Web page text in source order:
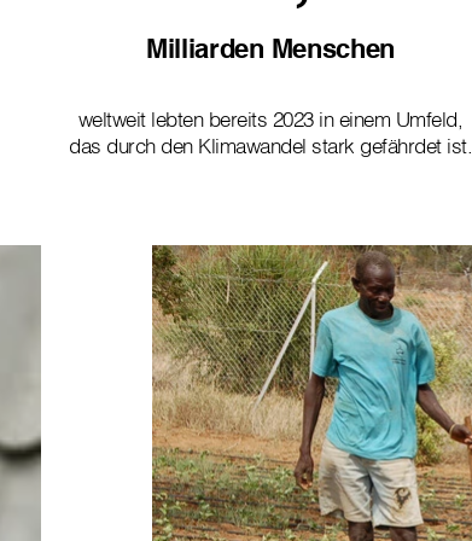
Milliarden Menschen
weltweit lebten bereits 2023 in einem Umfeld,
das durch den Klimawandel stark gefährdet ist.